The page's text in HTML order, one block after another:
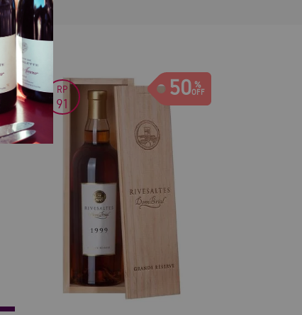
50
RP
91